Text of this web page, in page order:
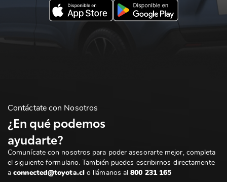
Contáctate con Nosotros
¿En qué podemos
ayudarte?
Comunícate con nosotros para poder asesorarte mejor, completa
el siguiente formulario. También puedes escribirnos directamente
aconnected@toyota.clo llámanos al800 231 165